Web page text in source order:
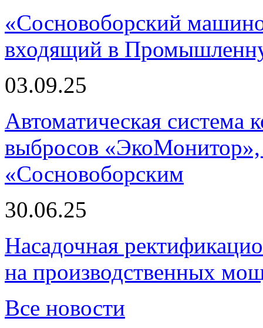
«Сосновоборский
входящий в
03.09.25
Автоматическая
выбросов «ЭкоМонитор»,
«Сосновоборским
30.06.25
Насадочная
на производственных
Все новости